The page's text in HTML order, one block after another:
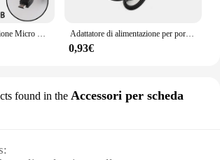
Adattatore di alimentazione Micro USB 220V 5 V DC 2A 2.5A 3A adattatore di alimentazione AC/DC 5 V caricabatterie da 220V a 5 V per Tablet Raspberry Zero Adattatore di alimentazione per porta Micro USB DC 5V 3A adattatore AC 110V-220V caricabatterie per Raspberry Pi 3 modello B + 3B 2B Plus EU US UK AU
0,93€
found in the Accessori per scheda